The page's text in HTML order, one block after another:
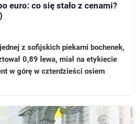
euro: co się stało z cenami?
z sofijskich piekarni bochenek,
0,89 lewa, miał na etykiecie
w górę w czterdzieści osiem